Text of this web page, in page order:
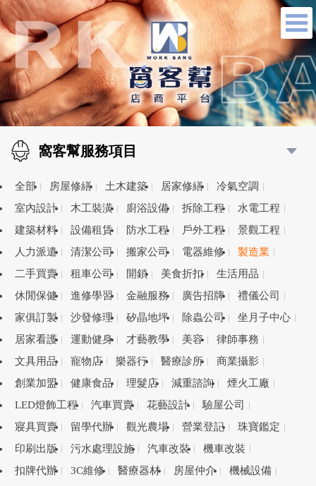
窩客幫服務項目
全部 房屋修繕 土木建築 居家修繕
冷氣空調
室內設計
木工裝潢 廚浴設備 拆除工程
水電工程
建築材料
設備租賃 防水工程 戶外工程
景觀工程
人力派遣
清潔公司 搬家公司 電器維修
製造業
二手買賣
租車公司 開鎖 美食折扣
生活用品
休閒保健
進修學習 金融服務 廣告招牌
禮儀公司
家俱訂製
沙發修理 矽晶地坪 除蟲公司
坐月子中心
居家看護
運動健身 才藝教學 美容
律師事務
文具用品
寵物店 樂器行 醫療診所
商業攝影
創業加盟
健康食品 理髮店 減重諮詢
煙火工廠
LED燈飾工程
汽車買賣 花藝設計
驗屋公司
寢具買賣
留學代辦 觀光農場 營業登記
珠寶鑑定
印刷出版
污水處理設施 汽車改裝
機車改裝
扣牌代辦
3C維修 醫療器材 房屋仲介
機械設備